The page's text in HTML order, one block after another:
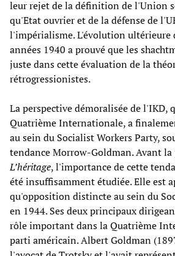
leur rejet de la définition de l'Union
qu'Etat ouvrier et de la défense de
l'impérialisme. L'évolution ultérieure
années 1940 a prouvé que les
juste dans cette évaluation de la
rétrogressionistes.
La perspective démoralisée de l'IKD,
Quatrième Internationale, a
au sein du Socialist Workers Party,
tendance Morrow-Goldman. Avant
L’héritage, l'importance de cette
été insuffisamment étudiée. Elle est
qu'opposition distincte au sein du
en 1944. Ses deux principaux
rôle important dans la Quatrième
parti américain. Albert Goldman